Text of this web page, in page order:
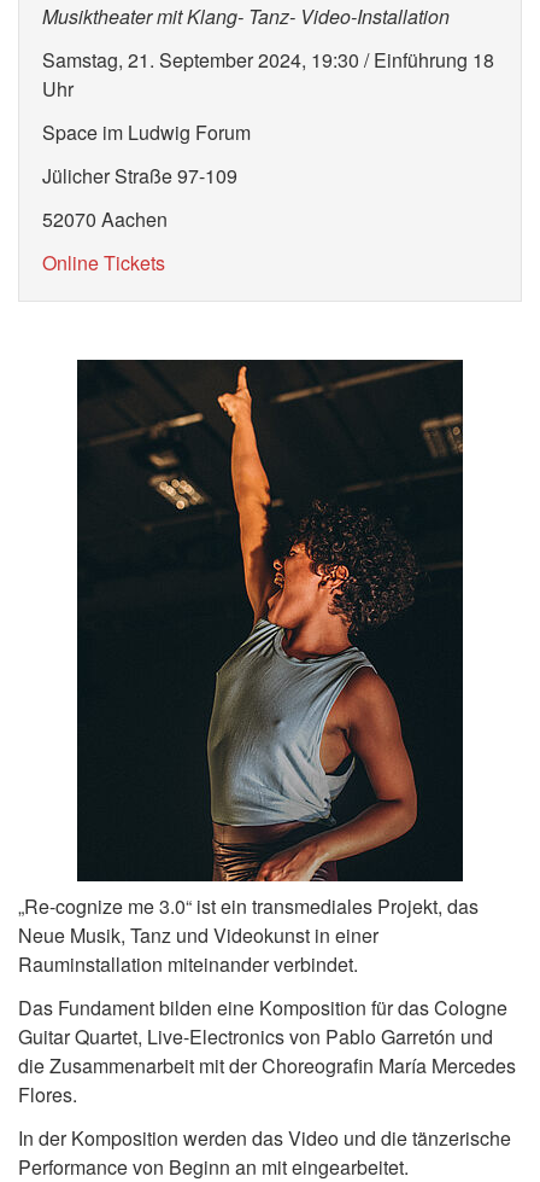
Musiktheater mit Klang- Tanz- Video-Installation
Samstag, 21. September 2024, 19:30 / Einführung 18
Uhr
Space im Ludwig Forum
Jülicher Straße 97-109
52070 Aachen
Online Tickets
„Re-cognize me 3.0“ ist ein transmediales Projekt, das
Neue Musik, Tanz und Videokunst in einer
Rauminstallation miteinander verbindet.
Das Fundament bilden eine Komposition für das Cologne
Guitar Quartet, Live-Electronics von Pablo Garretón und
die Zusammenarbeit mit der Choreografin María Mercedes
Flores.
In der Komposition werden das Video und die tänzerische
Performance von Beginn an mit eingearbeitet.